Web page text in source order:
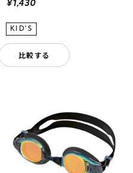
¥1,430
比較する